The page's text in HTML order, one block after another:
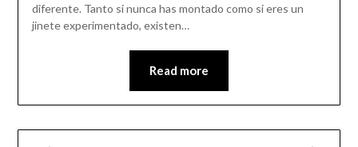
diferente. Tanto si nunca has montado como si eres un
jinete experimentado, existen…
Read more